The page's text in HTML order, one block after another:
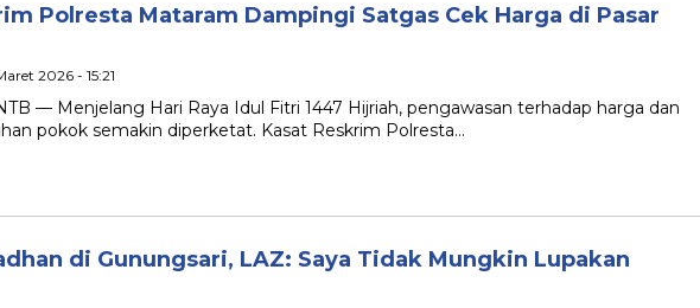
Polresta Mataram Dampingi Satgas Cek Harga di Pasar
2026 - 15:21
— Menjelang Hari Raya Idul Fitri 1447 Hijriah, pengawasan terhadap harga dan
pokok semakin diperketat. Kasat Reskrim Polresta…
di Gunungsari, LAZ: Saya Tidak Mungkin Lupakan